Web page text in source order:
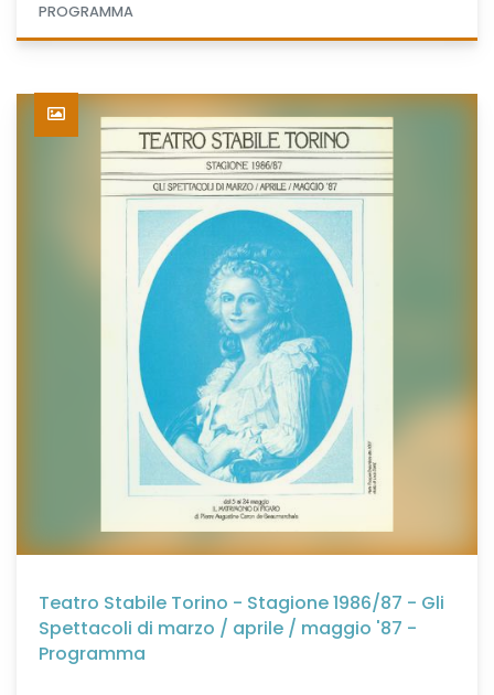
PROGRAMMA
Teatro Stabile Torino - Stagione 1986/87 - Gli
Spettacoli di marzo / aprile / maggio '87 -
Programma